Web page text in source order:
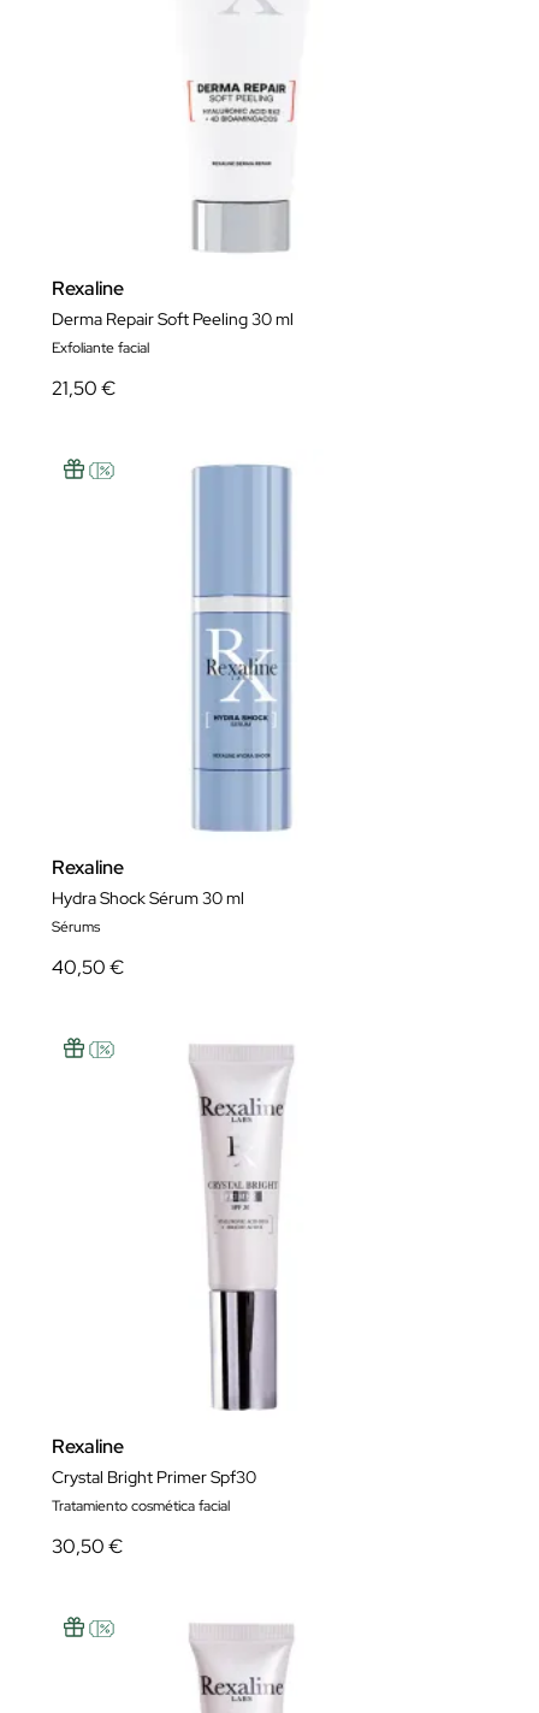
Rexaline
Derma Repair Soft Peeling 30 ml
Exfoliante facial
21,50 €
Rexaline
Hydra Shock Sérum 30 ml
Sérums
40,50 €
Rexaline
Crystal Bright Primer Spf30
Tratamiento cosmética facial
30,50 €